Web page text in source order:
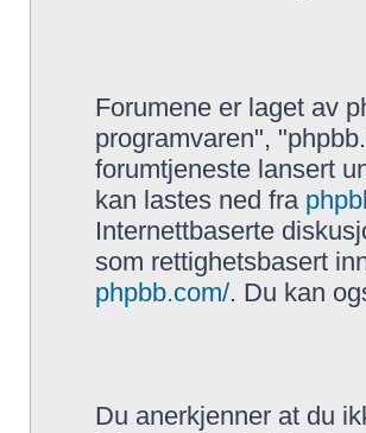
Forumene er laget av
programvaren",
forumtjeneste lansert
kan lastes ned fra
Internettbaserte
som rettighetsbasert
phpbb.com/. Du kan
Du anerkjenner at du